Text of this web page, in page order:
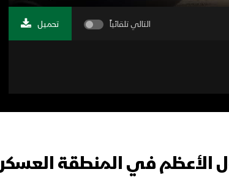
التالي تلقائياً تحميل
الأعظم في المنطقة